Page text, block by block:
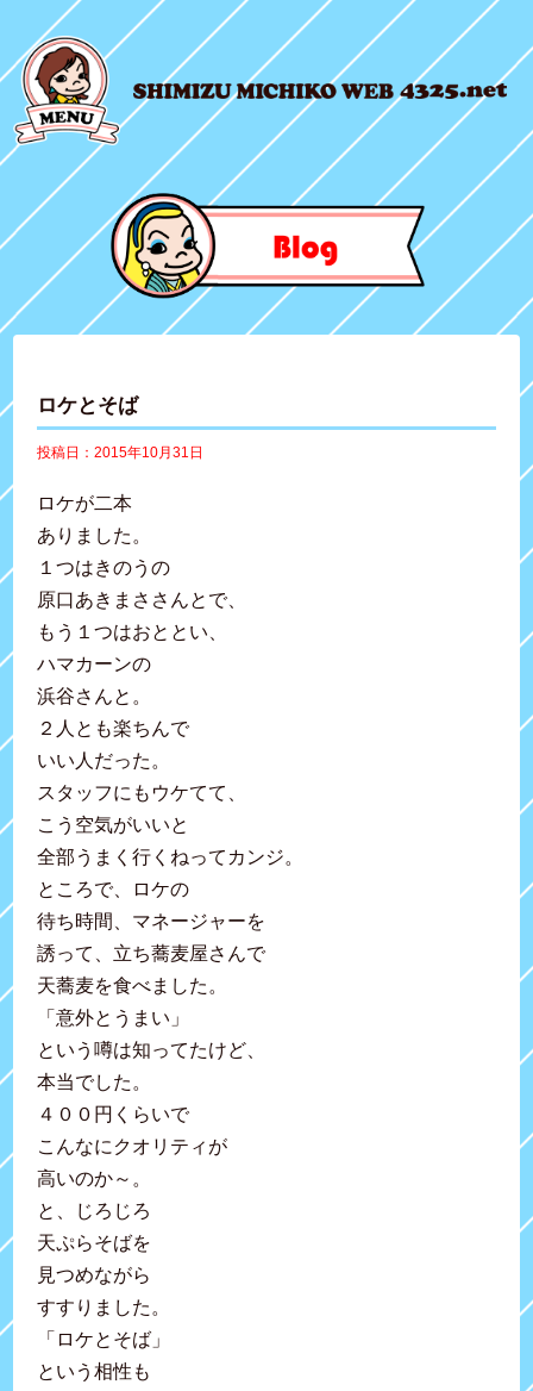
ロケとそば
投稿日：2015年10月31日
ロケが二本
ありました。
１つはきのうの
原口あきまささんとで、
もう１つはおととい、
ハマカーンの
浜谷さんと。
２人とも楽ちんで
いい人だった。
スタッフにもウケてて、
こう空気がいいと
全部うまく行くねってカンジ。
ところで、ロケの
待ち時間、マネージャーを
誘って、立ち蕎麦屋さんで
天蕎麦を食べました。
「意外とうまい」
という噂は知ってたけど、
本当でした。
４００円くらいで
こんなにクオリティが
高いのか～。
と、じろじろ
天ぷらそばを
見つめながら
すすりました。
「ロケとそば」
という相性も